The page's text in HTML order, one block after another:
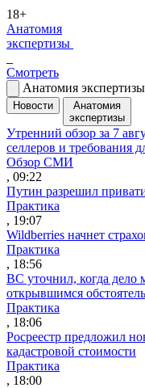
18+
Анатомия
экспертизы
Смотреть
Анатомия экспертизы
Новости
Анатомия
экспертизы
Утренний обзор за 7
селлеров и требования
Обзор СМИ
, 09:22
Путин разрешил
Практика
, 19:07
Wildberries начнет
Практика
, 18:56
ВС уточнил, когда дело
открывшимся
Практика
, 18:06
Росреестр предложил
кадастровой стоимости
Практика
, 18:00